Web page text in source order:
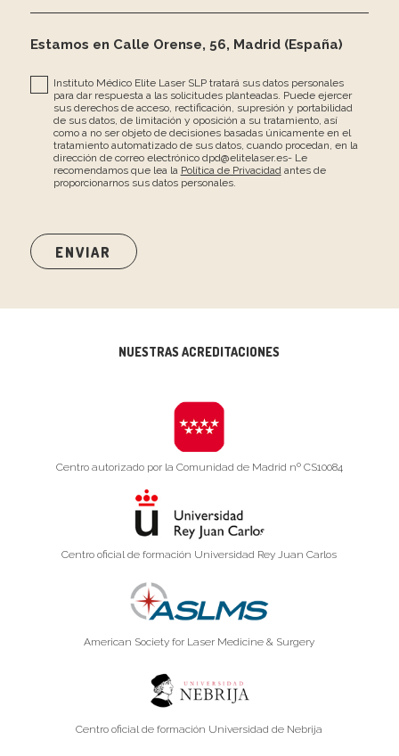
Estamos en Calle Orense, 56, Madrid (España)
Instituto Médico Elite Laser SLP tratará sus datos personales
para dar respuesta a las solicitudes planteadas. Puede ejercer
sus derechos de acceso, rectificación, supresión y portabilidad
de sus datos, de limitación y oposición a su tratamiento, así
como a no ser objeto de decisiones basadas únicamente en el
tratamiento automatizado de sus datos, cuando procedan, en la
dirección de correo electrónico dpd@elitelaser.es- Le
recomendamos que lea la Política de Privacidadantes de
proporcionarnos sus datos personales.
NUESTRAS ACREDITACIONES
Centro autorizado por la Comunidad de Madrid nº CS10084
Centro oficial de formación Universidad Rey Juan Carlos
American Society for Laser Medicine & Surgery
Centro oficial de formación Universidad de Nebrija